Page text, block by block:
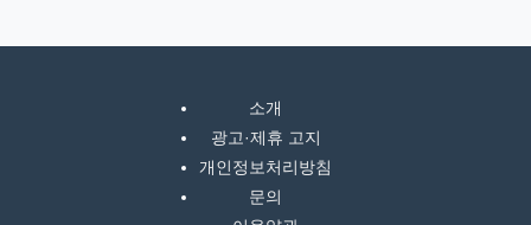
소개
광고·제휴 고지
개인정보처리방침
문의